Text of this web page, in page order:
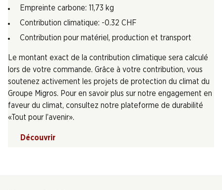
Empreinte carbone: 11,73 kg
Contribution climatique: -0.32 CHF
Contribution pour matériel, production et transport
Le montant exact de la contribution climatique sera calculé
lors de votre commande. Grâce à votre contribution, vous
soutenez activement les projets de protection du climat du
Groupe Migros. Pour en savoir plus sur notre engagement en
faveur du climat, consultez notre plateforme de durabilité
«Tout pour l’avenir».
Découvrir